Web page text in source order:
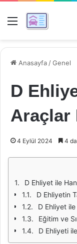
Menü
Anasayfa /Genel
D
Araçlar
4 Eylül 2024 4
D Ehliyet ile
D Ehliyetin
D Ehliyet
Eğitim ve
D Ehliyeti